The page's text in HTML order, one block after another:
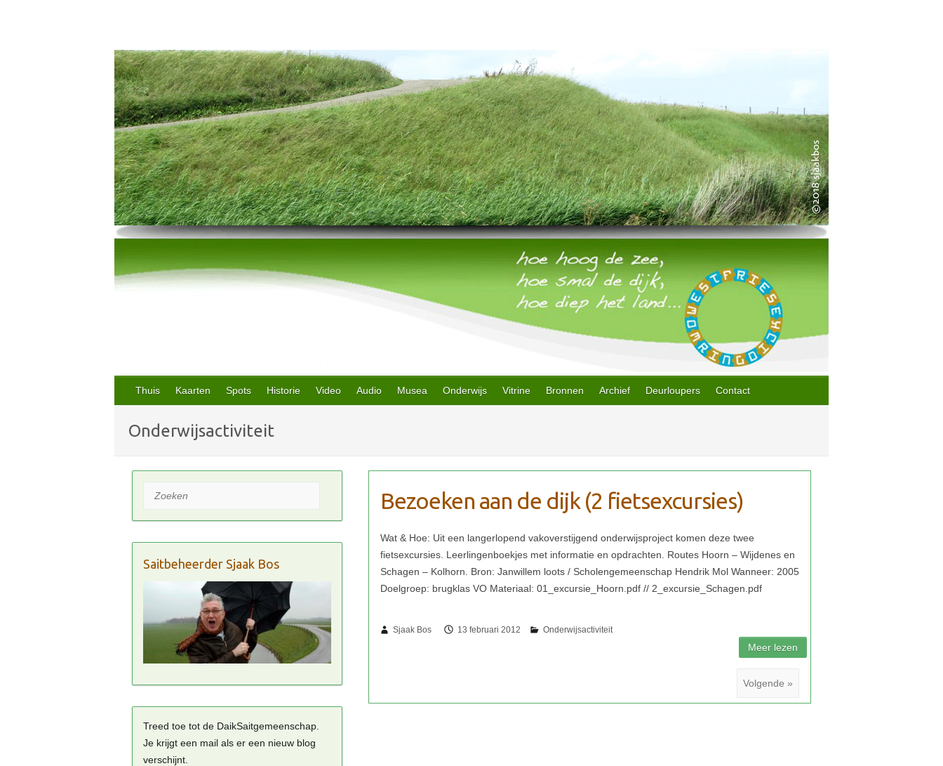
Thuis Kaarten Spots Historie Video Audio Musea Onderwijs Vitrine Bronnen Archief Deurloupers Contact
Onderwijsactiviteit
Bezoeken aan de dijk (2 fietsexcursies)
Sjaak Bos 13 februari 2012
Volgende »
Zoeken
Saitbeheerder Sjaak Bos
Treed toe tot de DaikSaitgemeenschap.
Je krijgt een mail als er een nieuw blog
verschijnt.